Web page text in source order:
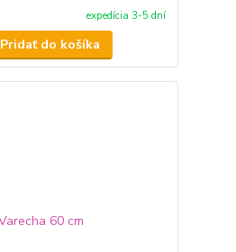
expedícia 3-5 dní
Pridať do košíka